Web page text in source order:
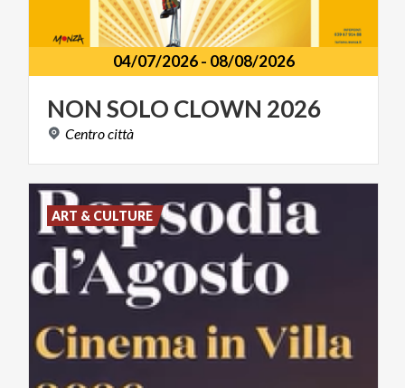
04/07/2026- 08/08/2026
NON SOLO CLOWN 2026
Centrocittà
ART & CULTURE